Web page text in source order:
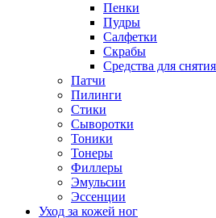
Пенки
Пудры
Салфетки
Скрабы
Средства для
Патчи
Пилинги
Стики
Сыворотки
Тоники
Тонеры
Филлеры
Эмульсии
Эссенции
Уход за кожей ног